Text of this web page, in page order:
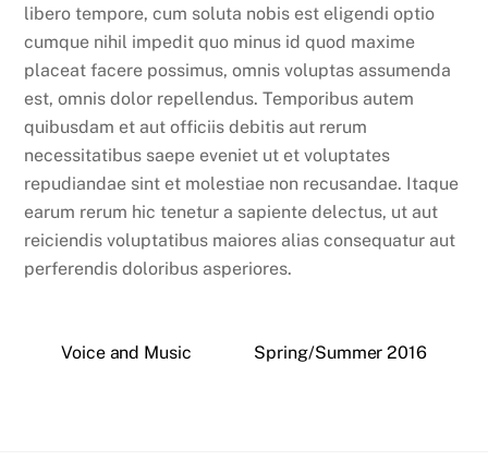
libero tempore, cum soluta nobis est eligendi optio
cumque nihil impedit quo minus id quod maxime
placeat facere possimus, omnis voluptas assumenda
est, omnis dolor repellendus. Temporibus autem
quibusdam et aut officiis debitis aut rerum
necessitatibus saepe eveniet ut et voluptates
repudiandae sint et molestiae non recusandae. Itaque
earum rerum hic tenetur a sapiente delectus, ut aut
reiciendis voluptatibus maiores alias consequatur aut
perferendis doloribus asperiores.
Voice and Music Spring/Summer 2016